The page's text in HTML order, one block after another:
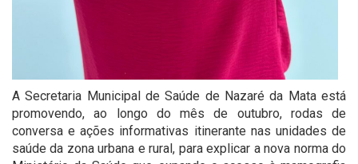
A Secretaria Municipal de Saúde de Nazaré da Mata está
promovendo, ao longo do mês de outubro, rodas de
conversa e ações informativas itinerante nas unidades de
saúde da zona urbana e rural, para explicar a nova norma do